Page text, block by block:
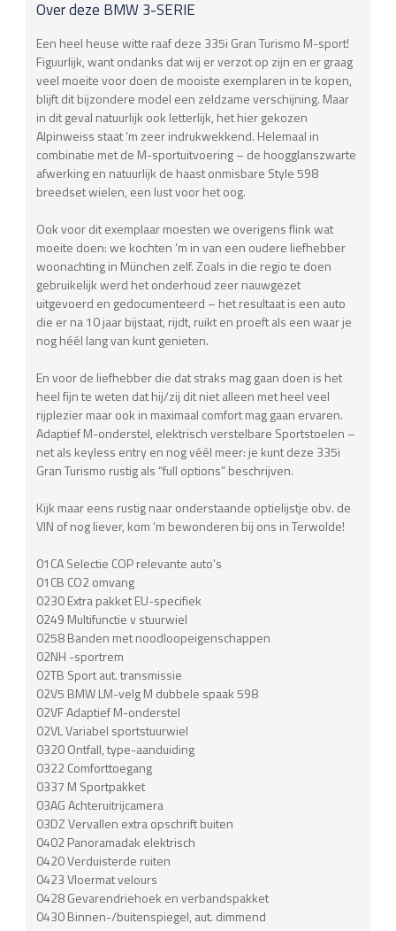
Over deze BMW3-SERIE
Een heel heuse witte raaf deze 335i Gran Turismo M-sport!
Figuurlijk, want ondanks dat wij er verzot op zijn en er graag
veel moeite voor doen de mooiste exemplaren in te kopen,
blijft dit bijzondere model een zeldzame verschijning. Maar
in dit geval natuurlijk ook letterlijk, het hier gekozen
Alpinweiss staat ‘m zeer indrukwekkend. Helemaal in
combinatie met de M-sportuitvoering – de hoogglanszwarte
afwerking en natuurlijk de haast onmisbare Style 598
breedset wielen, een lust voor het oog.
Ook voor dit exemplaar moesten we overigens flink wat
moeite doen: we kochten ‘m in van een oudere liefhebber
woonachting in München zelf. Zoals in die regio te doen
gebruikelijk werd het onderhoud zeer nauwgezet
uitgevoerd en gedocumenteerd – het resultaat is een auto
die er na 10 jaar bijstaat, rijdt, ruikt en proeft als een waar je
nog héél lang van kunt genieten.
En voor de liefhebber die dat straks mag gaan doen is het
heel fijn te weten dat hij/zij dit niet alleen met heel veel
rijplezier maar ook in maximaal comfort mag gaan ervaren.
Adaptief M-onderstel, elektrisch verstelbare Sportstoelen –
net als keyless entry en nog véél meer: je kunt deze 335i
Gran Turismo rustig als “full options” beschrijven.
Kijk maar eens rustig naar onderstaande optielijstje obv. de
VIN of nog liever, kom ‘m bewonderen bij ons in Terwolde!
01CA Selectie COP relevante auto's
01CB CO2 omvang
0230 Extra pakket EU-specifiek
0249 Multifunctie v stuurwiel
0258 Banden met noodloopeigenschappen
02NH -sportrem
02TB Sport aut. transmissie
02V5 BMW LM-velg M dubbele spaak 598
02VF Adaptief M-onderstel
02VL Variabel sportstuurwiel
0320 Ontfall, type-aanduiding
0322 Comforttoegang
0337 M Sportpakket
03AG Achteruitrijcamera
03DZ Vervallen extra opschrift buiten
0402 Panoramadak elektrisch
0420 Verduisterde ruiten
0423 Vloermat velours
0428 Gevarendriehoek en verbandspakket
0430 Binnen-/buitenspiegel, aut. dimmend